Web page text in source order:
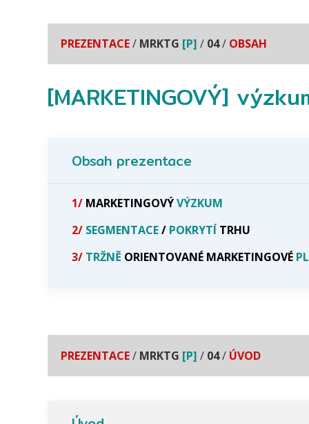
PREZENTACE/ MRKTG [P] / 04/ OBSAH
[MARKETINGOVÝ]
Obsah prezentace
1/MARKETINGOVÝVÝZKUM
2/ SEGMENTACE/ POKRYTÍTRHU
3/ TRŽNĚ ORIENTOVANÉ MARKETINGOVÉ
PREZENTACE/ MRKTG [P] / 04/ ÚVOD